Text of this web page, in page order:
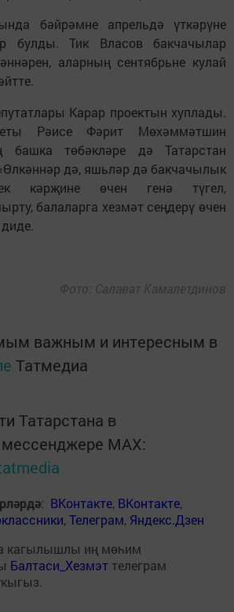
бәйрәмне апрельдә үткәрүне
булды. Тик Власов бакчачылар
аларның сентябрьне кулай
Карар проектын хуплады.
Рәисе Фәрит Мөхәммәтшин
башка төбәкләре дә Татарстан
дә, яшьләр дә бакчачылык
кәрҗине өчен генә түгел,
балаларга хезмәт сеңдерү өчен
Фото: Салават Камалетдинов
важным и интересным в
Татмедиа
Татарстана в
MАХ:
: ВКонтакте, ВКонтакте,
,Телеграм, Яндекс.Дзен
кагылышлы иң мөһим
Балтаси_Хезмэт телеграм